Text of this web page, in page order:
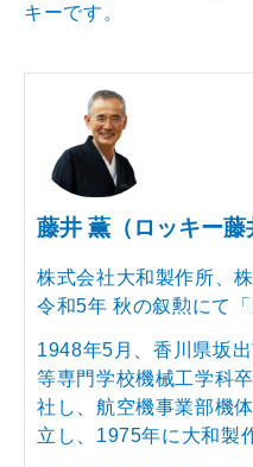
キーです。
藤井 薫（ロッキー藤
株式会社大和製作所、
令和5年 秋の叙勲にて「
1948年5月、香川県坂
等専門学校機械工学科
社し、航空機事業部機
立し、1975年に大和製